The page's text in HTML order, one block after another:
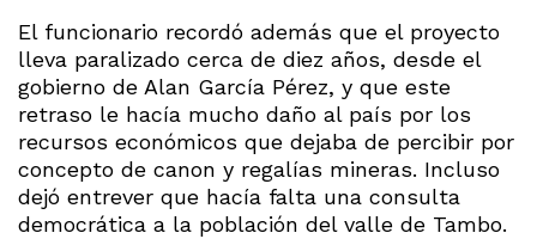
El funcionario recordó además que el proyecto
lleva paralizado cerca de diez años, desde el
gobierno de Alan García Pérez, y que este
retraso le hacía mucho daño al país por los
recursos económicos que dejaba de percibir por
concepto de canon y regalías mineras. Incluso
dejó entrever que hacía falta una consulta
democrática a la población del valle de Tambo.